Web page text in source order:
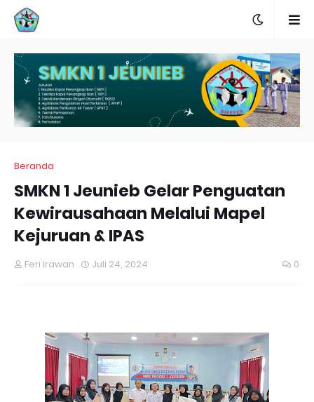
Beranda
SMKN 1 Jeunieb Gelar Penguatan
Kewirausahaan Melalui Mapel
Kejuruan & IPAS
Feri Irawan Juli 24, 2024 0